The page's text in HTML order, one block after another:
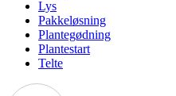
Lys
Pakkeløsning
Plantegødning
Plantestart
Telte